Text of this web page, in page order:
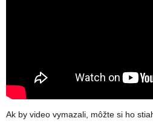
Ak by video vymazali, môžte si ho